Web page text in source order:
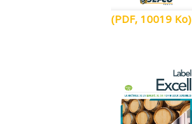
(PDF, 10019 Ko)